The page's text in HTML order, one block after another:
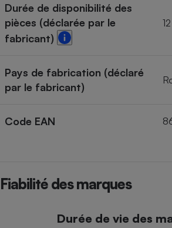
Durée de disponibilité des
pièces (déclarée par le
fabricant)
Pays de fabrication (déclaré
par le fabricant)
Code EAN
Fiabilité des marques
Durée de vie des